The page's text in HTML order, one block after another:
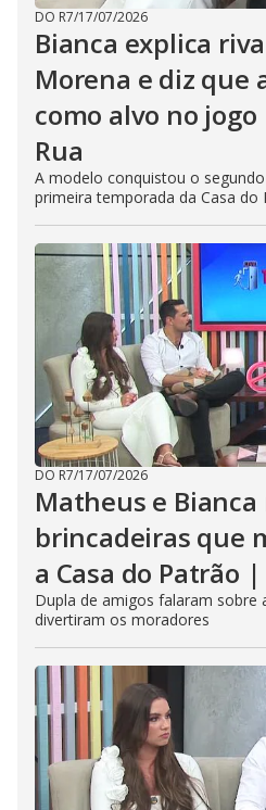
DO R7/17/07/2026
Bianca explica
Morena e diz que
como alvo no
Rua
A modelo conquistou o
primeira temporada da Casa do
DO R7/17/07/2026
Matheus e
brincadeiras que
a Casa do Patrão
Dupla de amigos falaram sobre
divertiram os moradores